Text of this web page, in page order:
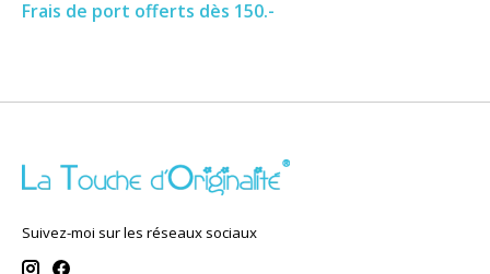
Frais de port offerts dès 150.-
Suivez-moi sur les réseaux sociaux